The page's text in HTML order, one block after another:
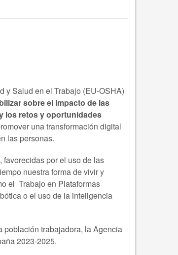
y Salud en el Trabajo (EU-OSHA)
sobre el impacto de las
los retos y oportunidades
una transformación digital
las personas.
por el uso de las
nuestra forma de vivir y
el Trabajo en Plataformas
o el uso de la inteligencia
población trabajadora, la Agencia
2023-2025.